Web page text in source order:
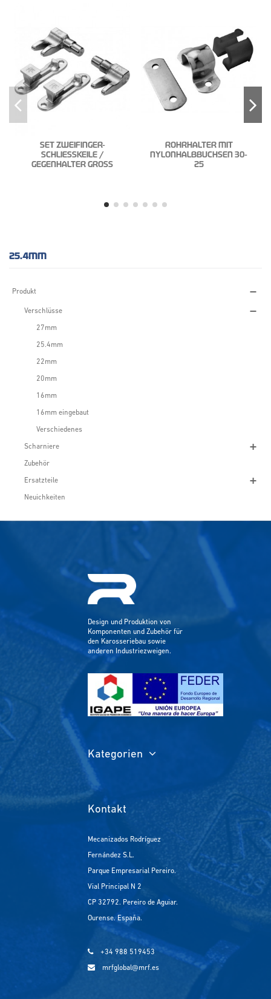
SET ZWEIFINGER-
SCHLIESSKEILE /
GEGENHALTER GROSS
ROHRHALTER MIT
NYLONHALBBUCHSEN 30-
25
25.4MM
Produkt
Verschlüsse
27mm
25.4mm
22mm
20mm
16mm
16mm eingebaut
Verschiedenes
Scharniere
Zubehör
Ersatzteile
Neuichkeiten
Design und Produktion von
Komponenten und Zubehör für
den Karosseriebau sowie
anderen Industriezweigen.
Kategorien
Kontakt
Mecanizados Rodríguez
Fernández S.L.
Parque Empresarial Pereiro.
Vial Principal N 2
CP 32792. Pereiro de Aguiar.
Ourense. España.
+34 988 519453
mrfglobal@mrf.es